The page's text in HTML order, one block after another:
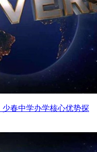
春中学办学核心优势探